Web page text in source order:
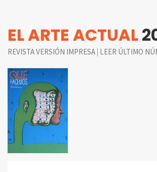
EL ARTE ACTUAL
REVISTA VERSIÓN IMPRESA | LEER ÚLTIMO